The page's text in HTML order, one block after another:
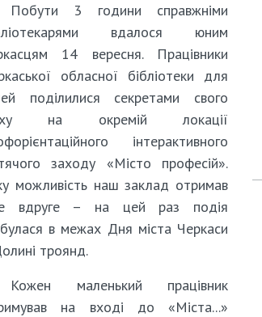
Побути 3 години справжніми
вдалося юним
14 вересня. Працівники
обласної бібліотеки для
поділилися секретами свого
на окремій локації
інтерактивного
заходу «Місто професій».
можливість наш заклад отримав
вдруге – на цей раз подія
в межах Дня міста Черкаси
троянд.
Кожен маленький працівник
на вході до «Міста...»